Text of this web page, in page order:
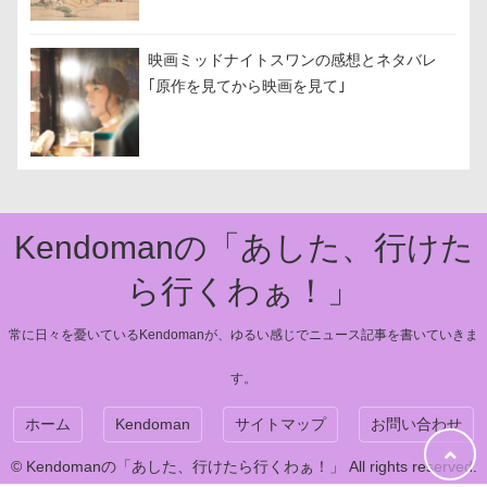
映画ミッドナイトスワンの感想とネタバレ
｢原作を見てから映画を見て｣
Kendomanの「あした、行けた
ら行くわぁ！」
常に日々を憂いているKendomanが、ゆるい感じでニュース記事を書いていきま
す。
ホーム Kendoman サイトマップ お問い合わせ
© Kendomanの「あした、行けたら行くわぁ！」 All rights reserved.